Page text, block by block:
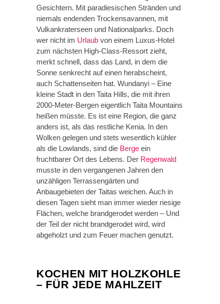
Gesichtern. Mit paradiesischen Stränden und
niemals endenden Trockensavannen, mit
Vulkankraterseen und Nationalparks. Doch
wer nicht im Urlaub von einem Luxus-Hotel
zum nächsten High-Class-Ressort zieht,
merkt schnell, dass das Land, in dem die
Sonne senkrecht auf einen herabscheint,
auch Schattenseiten hat. Wundanyi – Eine
kleine Stadt in den Taita Hills, die mit ihren
2000-Meter-Bergen eigentlich Taita Mountains
heißen müsste. Es ist eine Region, die ganz
anders ist, als das restliche Kenia. In den
Wolken gelegen und stets wesentlich kühler
als die Lowlands, sind die Berge ein
fruchtbarer Ort des Lebens. Der Regenwald
musste in den vergangenen Jahren den
unzähligen Terrassengärten und
Anbaugebieten der Taitas weichen. Auch in
diesen Tagen sieht man immer wieder riesige
Flächen, welche brandgerodet werden – Und
der Teil der nicht brandgerodet wird, wird
abgeholzt und zum Feuer machen genutzt.
KOCHEN MIT HOLZKOHLE
– FÜR JEDE MAHLZEIT